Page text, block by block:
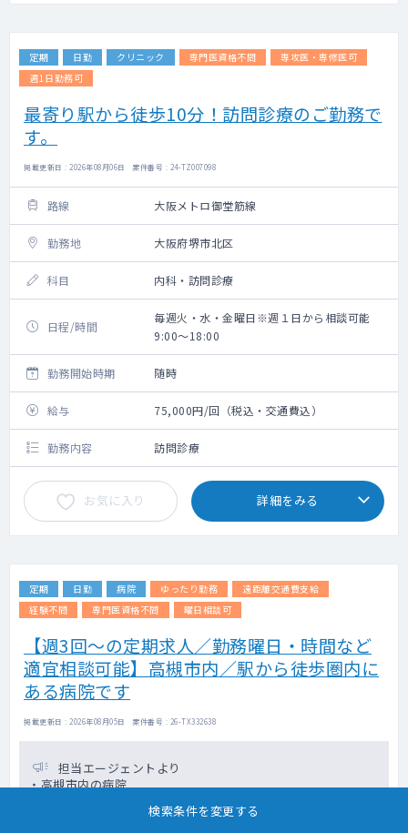
定期 日勤 クリニック 専門医資格不問
専攻医・専修医可
週1日勤務可
最寄り駅から徒歩10分！訪問診療のご勤務で
す。
掲載更新日 : 2026年08月06日 案件番号 : 24-TZ007098
路線 大阪メトロ御堂筋線
勤務地 大阪府堺市北区
科目 内科・訪問診療
日程/時間
毎週火・水・金曜日※週１日から相談可能
9:00～18:00
勤務開始時期 随時
給与 75,000円/回（税込・交通費込）
勤務内容 訪問診療
お気に入り 詳細をみる
定期 日勤 病院 ゆったり勤務
遠距離交通費支給
経験不問
専門医資格不問 曜日相談可
【週3回～の定期求人／勤務曜日・時間など
適宜相談可能】高槻市内／駅から徒歩圏内に
ある病院です
掲載更新日 : 2026年08月05日 案件番号 : 26-TX332638
担当エージェントより
・高槻市内の病院
・週3回からのご勤務になりますが、曜日や時間は相談可能です
検索条件を変更する